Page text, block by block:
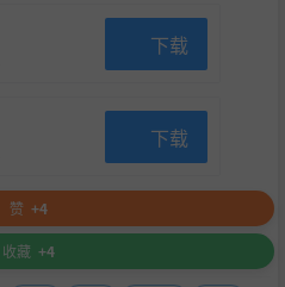
下载
下载
赞 +4
收藏 +4